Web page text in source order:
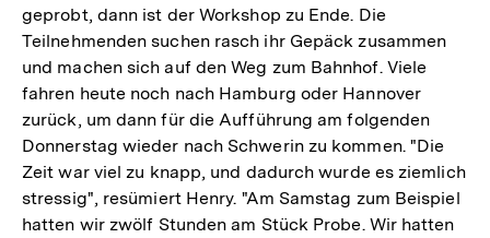
geprobt, dann ist der Workshop zu Ende. Die
Teilnehmenden suchen rasch ihr Gepäck zusammen
und machen sich auf den Weg zum Bahnhof. Viele
fahren heute noch nach Hamburg oder Hannover
zurück, um dann für die Aufführung am folgenden
Donnerstag wieder nach Schwerin zu kommen. "Die
Zeit war viel zu knapp, und dadurch wurde es ziemlich
stressig", resümiert Henry. "Am Samstag zum Beispiel
hatten wir zwölf Stunden am Stück Probe. Wir hatten